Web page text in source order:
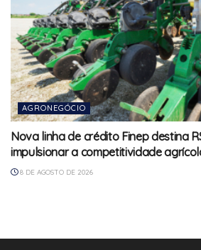
AGRONEGÓCIO
Nova linha de crédito Finep destina
impulsionar a competitividade
8 DE AGOSTO DE 2026